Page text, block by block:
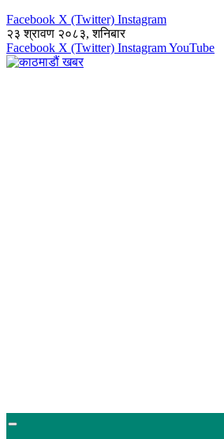
Facebook X (Twitter) Instagram
२३ श्रावण २०८३, शनिबार
Facebook X (Twitter) InstagramYouTube